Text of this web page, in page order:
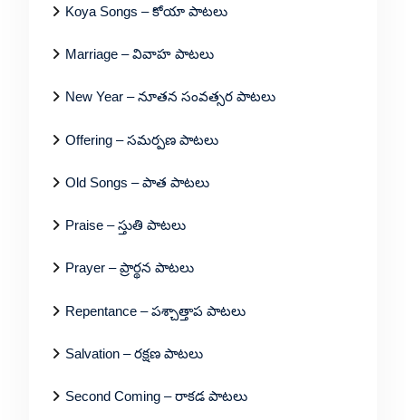
Koya Songs – కోయా పాటలు
Marriage – వివాహ పాటలు
New Year – నూతన సంవత్సర పాటలు
Offering – సమర్పణ పాటలు
Old Songs – పాత పాటలు
Praise – స్తుతి పాటలు
Prayer – ప్రార్థన పాటలు
Repentance – పశ్చాత్తాప పాటలు
Salvation – రక్షణ పాటలు
Second Coming – రాకడ పాటలు